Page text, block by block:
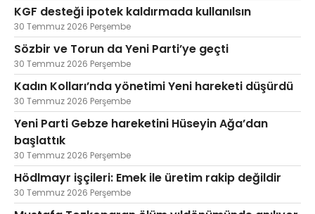
KGF desteği ipotek kaldırmada kullanılsın
30 Temmuz 2026 Perşembe
Sözbir ve Torun da Yeni Parti’ye geçti
30 Temmuz 2026 Perşembe
Kadın Kolları’nda yönetimi Yeni hareketi düşürdü
30 Temmuz 2026 Perşembe
Yeni Parti Gebze hareketini Hüseyin Ağa’dan
başlattık
30 Temmuz 2026 Perşembe
Hödlmayr işçileri: Emek ile üretim rakip değildir
30 Temmuz 2026 Perşembe